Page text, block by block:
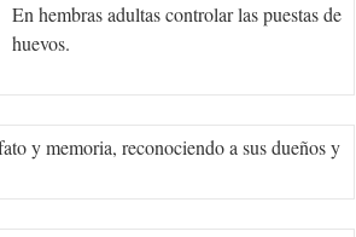
En hembras adultas controlar las puestas de
huevos.
y memoria, reconociendo a sus dueños y